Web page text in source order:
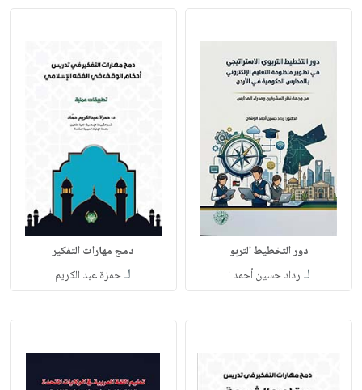
دور التخطيط التربو
لـ رداد حسين أحمد ا
دمج مهارات التفكير
لـحمزة عبد الكريم